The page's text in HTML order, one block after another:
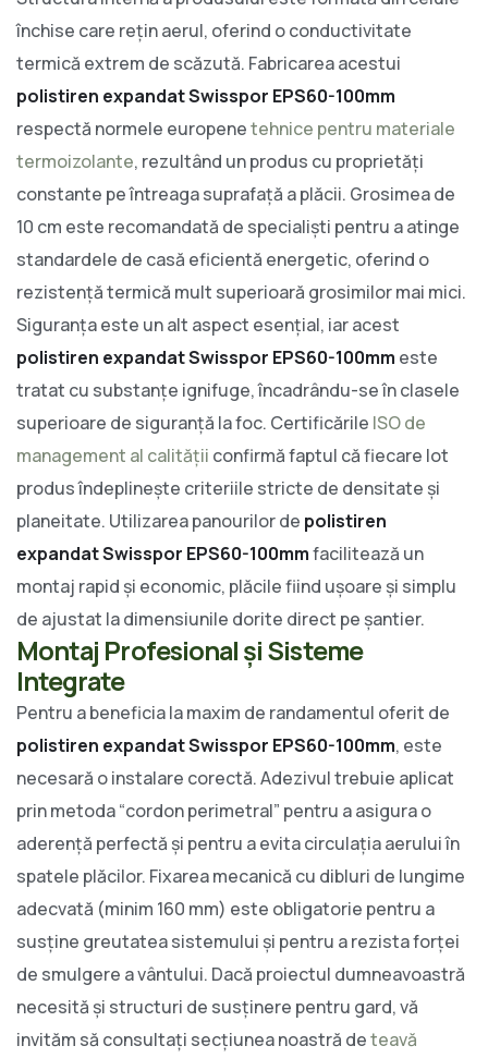
închise care rețin aerul, oferind o conductivitate
termică extrem de scăzută. Fabricarea acestui
polistiren expandat Swisspor EPS60-100mm
respectă normele europenetehnice pentru materiale
termoizolante, rezultând un produs cu proprietăți
constante pe întreaga suprafață a plăcii. Grosimea de
10 cm este recomandată de specialiști pentru a atinge
standardele de casă eficientă energetic, oferind o
rezistență termică mult superioară grosimilor mai mici.
Siguranța este un alt aspect esențial, iar acest
polistiren expandat Swisspor EPS60-100mm este
tratat cu substanțe ignifuge, încadrându-se în clasele
superioare de siguranță la foc. Certificările ISO de
management al calității confirmă faptul că fiecare lot
produs îndeplinește criteriile stricte de densitate și
planeitate. Utilizarea panourilor de polistiren
expandat Swisspor EPS60-100mmfacilitează un
montaj rapid și economic, plăcile fiind ușoare și simplu
de ajustat la dimensiunile dorite direct pe șantier.
Montaj Profesional și Sisteme
Integrate
Pentru a beneficia la maxim de randamentul oferit de
polistiren expandat Swisspor EPS60-100mm, este
necesară o instalare corectă. Adezivul trebuie aplicat
prin metoda “cordon perimetral” pentru a asigura o
aderență perfectă și pentru a evita circulația aerului în
spatele plăcilor. Fixarea mecanică cu dibluri de lungime
adecvată (minim 160 mm) este obligatorie pentru a
susține greutatea sistemului și pentru a rezista forței
de smulgere a vântului. Dacă proiectul dumneavoastră
necesită și structuri de susținere pentru gard, vă
invităm să consultați secțiunea noastră deteavă